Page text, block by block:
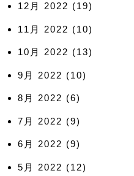
12月 2022 (19)
11月 2022 (10)
10月 2022 (13)
9月 2022 (10)
8月 2022 (6)
7月 2022 (9)
6月 2022 (9)
5月 2022 (12)